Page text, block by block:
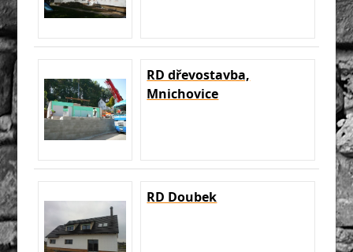
RD dřevostavba,
Mnichovice
RD Doubek